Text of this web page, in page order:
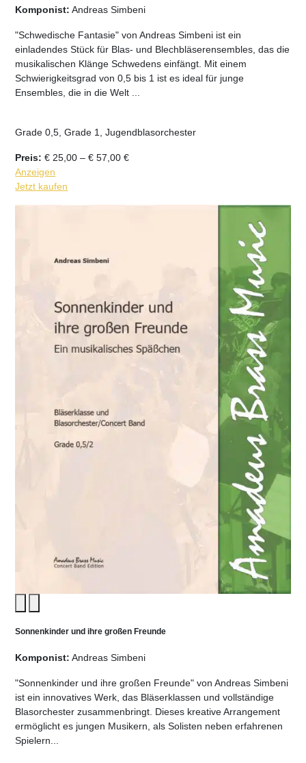
Komponist: Andreas Simbeni
"Schwedische Fantasie" von Andreas Simbeni ist ein
einladendes Stück für Blas- und Blechbläserensembles, das die
musikalischen Klänge Schwedens einfängt. Mit einem
Schwierigkeitsgrad von 0,5 bis 1 ist es ideal für junge
Ensembles, die in die Welt ...
Grade 0,5, Grade 1, Jugendblasorchester
Preis: € 25,00 –€ 57,00Preisspanne:
€
Anzeigen
Jetzt kaufen
Sonnenkinder und ihre großen Freunde
Komponist: Andreas Simbeni
"Sonnenkinder und ihre großen Freunde" von Andreas Simbeni
ist ein innovatives Werk, das Bläserklassen und vollständige
Blasorchester zusammenbringt. Dieses kreative Arrangement
ermöglicht es jungen Musikern, als Solisten neben erfahrenen
Spielern...